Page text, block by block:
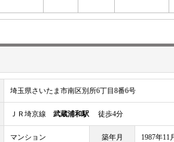
埼玉県さいたま市南区別所6丁目8番6号
ＪＲ埼京線 武蔵浦和駅 徒歩4分
マンション 築年月 1987年11